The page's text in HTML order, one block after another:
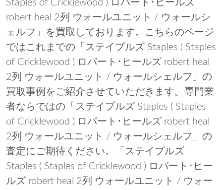
Staples of Cricklewood ) ロバート･ヒールズ
robert heal 2列 ウォールユニット / ウォールシ
ェルフ」を買取しております。こちらのページ
ではこれまでの「ステイプルズ Staples ( Staples
of Cricklewood ) ロバート･ヒールズ robert heal
2列 ウォールユニット / ウォールシェルフ」の
買取事例をご紹介させていただきます。専門業
者ならではの「ステイプルズ Staples ( Staples
of Cricklewood ) ロバート･ヒールズ robert heal
2列 ウォールユニット / ウォールシェルフ」の
査定にご期待ください。「ステイプルズ
Staples ( Staples of Cricklewood ) ロバート･ヒー
ルズ robert heal 2列 ウォールユニット / ウォー